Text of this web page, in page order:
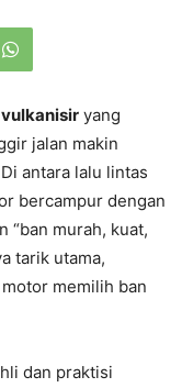
yang
jalan makin
antara lalu lintas
bercampur dengan
“ban murah, kuat,
tarik utama,
memilih ban
dan praktisi